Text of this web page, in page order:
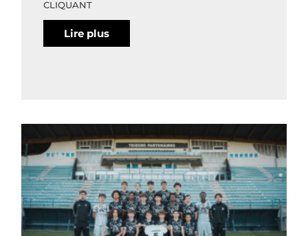
CLIQUANT
Lire plus